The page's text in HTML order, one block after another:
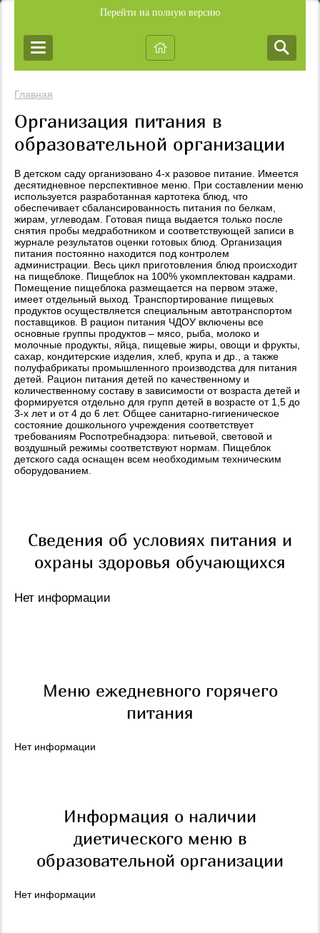
Перейти на полную версию
Главная
Организация питания в
образовательной организации
В детском саду организовано 4-х разовое питание. Имеется
десятидневное перспективное меню. При составлении меню
используется разработанная картотека блюд, что
обеспечивает сбалансированность питания по белкам,
жирам, углеводам. Готовая пища выдается только после
снятия пробы медработником и соответствующей записи в
журнале результатов оценки готовых блюд. Организация
питания постоянно находится под контролем
администрации. Весь цикл приготовления блюд происходит
на пищеблоке. Пищеблок на 100% укомплектован кадрами.
Помещение пищеблока размещается на первом этаже,
имеет отдельный выход. Транспортирование пищевых
продуктов осуществляется специальным автотранспортом
поставщиков. В рацион питания ЧДОУ включены все
основные группы продуктов – мясо, рыба, молоко и
молочные продукты, яйца, пищевые жиры, овощи и фрукты,
сахар, кондитерские изделия, хлеб, крупа и др., а также
полуфабрикаты промышленного производства для питания
детей. Рацион питания детей по качественному и
количественному составу в зависимости от возраста детей и
формируется отдельно для групп детей в возрасте от 1,5 до
3-х лет и от 4 до 6 лет. Общее санитарно-гигиеническое
состояние дошкольного учреждения соответствует
требованиям Роспотребнадзора: питьевой, световой и
воздушный режимы соответствуют нормам. Пищеблок
детского сада оснащен всем необходимым техническим
оборудованием.
Сведения об условиях питания и
охраны здоровья обучающихся
Нет информации
Меню ежедневного горячего
питания
Нет информации
Информация о наличии
диетического меню в
образовательной организации
Нет информации